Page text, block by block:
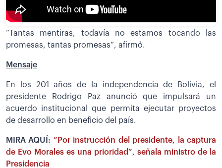
“Tantas mentiras, todavía no estamos tocando las
promesas, tantas promesas”, afirmó.
Mensaje
En los 201 años de la independencia de Bolivia, el
presidente Rodrigo Paz anunció que impulsará un
acuerdo institucional que permita ejecutar proyectos
de desarrollo en beneficio del país.
MIRA AQUÍ: “Por instrucción del presidente, la captura
de Evo Morales es una prioridad”, señala ministro de la
Presidencia